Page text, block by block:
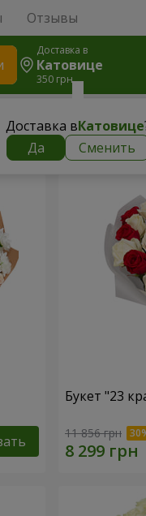
Отзывы
Доставка в
Катовице
350 грн
Доставка вКатовице
Да
Сменить
Букет "23
11 856 грн